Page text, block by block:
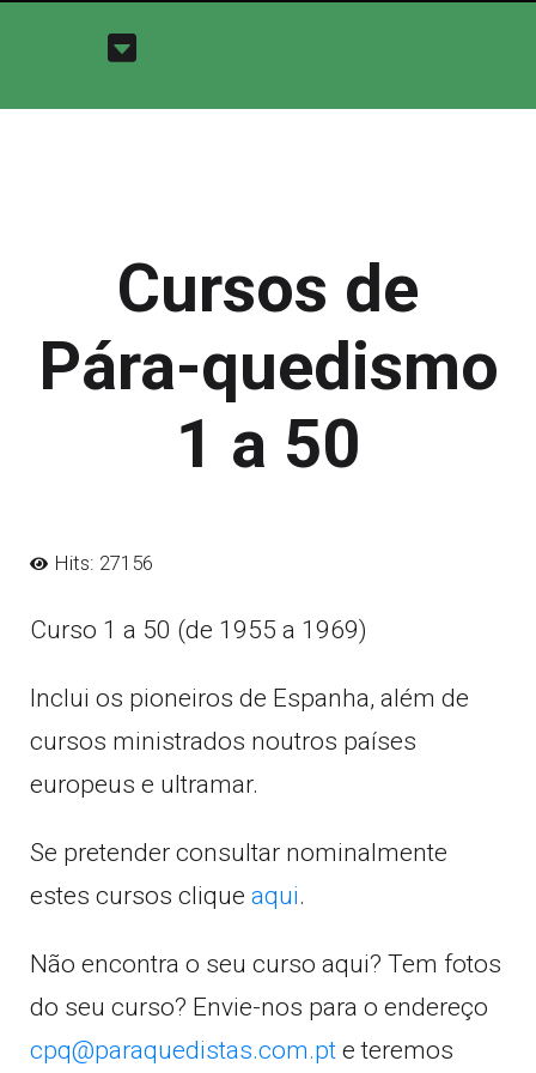
Cursos de
Pára-quedismo
1 a 50
Hits: 27156
Curso 1 a 50 (de 1955 a 1969)
Inclui os pioneiros de Espanha, além de
cursos ministrados noutros países
europeus e ultramar.
Se pretender consultar nominalmente
estes cursos clique aqui.
Não encontra o seu curso aqui? Tem fotos
do seu curso? Envie-nos para o endereço
cpq@paraquedistas.com.pt e teremos